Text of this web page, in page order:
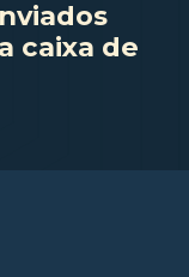
caixa de